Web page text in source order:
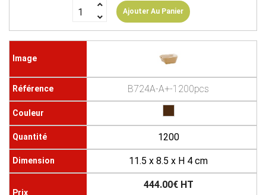
Ajouter Au Panier
B724A-A+-1200pcs
1200
11.5 x 8.5 x H 4 cm
444.00€ HT